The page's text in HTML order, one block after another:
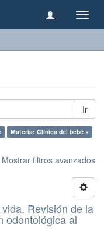
Ir
Materia: Clínica del bebé ×
Mostrar filtros avanzados
Revisión de la
odontológica al